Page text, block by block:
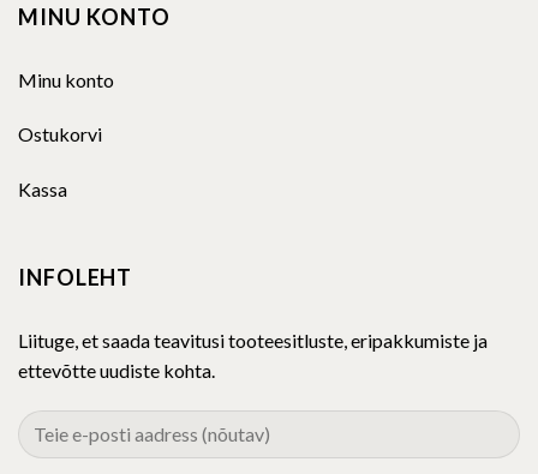
MINU KONTO
Minu konto
Ostukorvi
Kassa
INFOLEHT
Liituge, et saada teavitusi tooteesitluste, eripakkumiste ja
ettevõtte uudiste kohta.